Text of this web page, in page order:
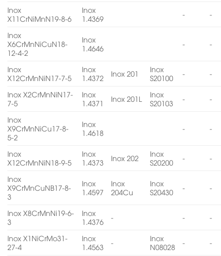
Inox
X11CrNiMnN19-8-6
Inox
1.4369
- -
Inox
X6CrMnNiCuN18-
12-4-2
Inox
1.4646
- -
Inox
X12CrMnNiN17-7-5
Inox
1.4372
Inox 201
Inox
S20100
- -
Inox X2CrMnNiN17-
7-5
Inox
1.4371
Inox 201L
Inox
S20103
- -
Inox
X9CrMnNiCu17-8-
5-2
Inox
1.4618
- -
Inox
X12CrMnNiN18-9-5
Inox
1.4373
Inox 202
Inox
S20200
- -
Inox
X9CrMnCuNB17-8-
3
Inox
1.4597
Inox
204Cu
Inox
S20430
- -
Inox X8CrMnNi19-6-
3
Inox
1.4376
- - -
Inox X1NiCrMo31-
27-4
Inox
1.4563
-
Inox
N08028
- -